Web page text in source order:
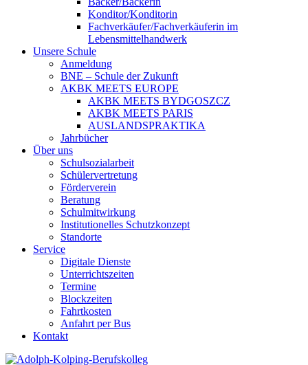
Konditor/Konditorin
Fachverkäufer/Fachverkäuferin im
Lebensmittelhandwerk
Unsere Schule
Anmeldung
BNE – Schule der Zukunft
AKBK MEETS EUROPE
AKBK MEETS BYDGOSZCZ
AKBK MEETS PARIS
AUSLANDSPRAKTIKA
Jahrbücher
Über uns
Schulsozialarbeit
Schülervertretung
Förderverein
Beratung
Schulmitwirkung
Institutionelles Schutzkonzept
Standorte
Service
Digitale Dienste
Unterrichtszeiten
Termine
Blockzeiten
Fahrtkosten
Anfahrt per Bus
Kontakt